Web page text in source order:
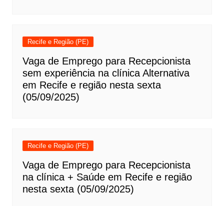
Recife e Região (PE)
Vaga de Emprego para Recepcionista
sem experiência na clínica Alternativa
em Recife e região nesta sexta
(05/09/2025)
Recife e Região (PE)
Vaga de Emprego para Recepcionista
na clínica + Saúde em Recife e região
nesta sexta (05/09/2025)